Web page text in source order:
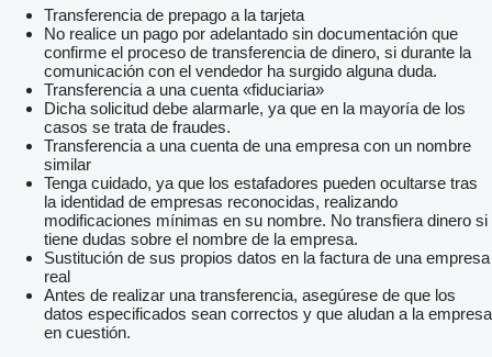
Transferencia de prepago a la tarjeta
No realice un pago por adelantado sin documentación que
confirme el proceso de transferencia de dinero, si durante la
comunicación con el vendedor ha surgido alguna duda.
Transferencia a una cuenta «fiduciaria»
Dicha solicitud debe alarmarle, ya que en la mayoría de los
casos se trata de fraudes.
Transferencia a una cuenta de una empresa con un nombre
similar
Tenga cuidado, ya que los estafadores pueden ocultarse tras
la identidad de empresas reconocidas, realizando
modificaciones mínimas en su nombre. No transfiera dinero si
tiene dudas sobre el nombre de la empresa.
Sustitución de sus propios datos en la factura de una empresa
real
Antes de realizar una transferencia, asegúrese de que los
datos especificados sean correctos y que aludan a la empresa
en cuestión.